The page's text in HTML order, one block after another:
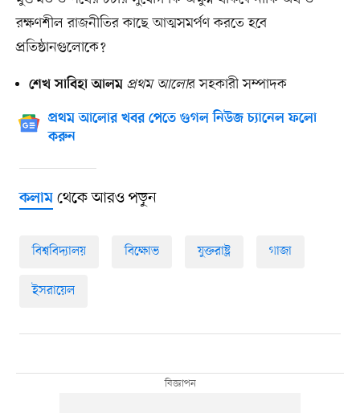
রক্ষণশীল রাজনীতির কাছে আত্মসমর্পণ করতে হবে
প্রতিষ্ঠানগুলোকে?
শেখ সাবিহা আলম প্রথম আলোর সহকারী সম্পাদক
প্রথম আলোর খবর পেতে গুগল নিউজ চ্যানেল ফলো
করুন
কলামথেকে আরও পড়ুন
বিশ্ববিদ্যালয় বিক্ষোভ যুক্তরাষ্ট্র গাজা
ইসরায়েল